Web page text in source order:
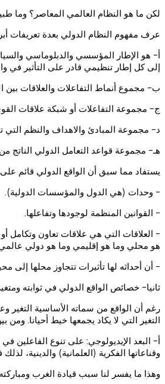
لكن ما هو النظام العالمي المعاصر؟ وما
عرف مفهوم النظام الدولي بعدة تعريفات
أ- هو الإطار المؤسسي والدبلوماسي
إلى كل إطار تنظيمي قادر على التأثير في
ب- مجموع أنماط التفاعلات والعلاقات بين
ج- مجموعة التفاعلات أو شبكة علاقات
د- مجموعة المبادئ والاهداف والنظم التي
هـ- مجموعة قواعد التعامل الدولي الناتج
يستفاد مما سبق أن الواقع الدولي قائم
- وحدات (هي الدول والمؤسسات الدولية).
- القوانين المنظمة لوجودها وتفاعلها.
- العلاقات التي هي علاقات تعاون وتكامل
هو محلي وما هو إقليمي وما هو دولي
- أن أحداثه لها تأثيرات تتجاوز محلها إلى
ثانيا- خصائص الواقع الدولي في ثوابته
رغم أن الواقع من سماته الأساسية التغير
التغير التي لا يكاد يجمعها خيط أحيانا.
أ- البعد الإيديولوجي: على تنوع الفاعلين
وقناعاتها الفكرية (العلمانية)
وهذا ما يفسر لنا سبب قيادة الغرب